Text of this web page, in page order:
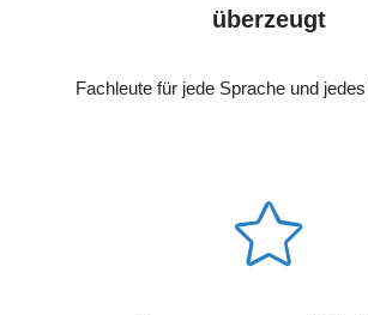
überzeugt
Fachleute für jede Sprache und